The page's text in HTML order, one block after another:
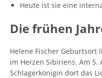
Heute ist sie eine
Die frühen
Helene Fischer Geburtsort
im Herzen Sibiriens. Am
Schlagerkönigin dort das